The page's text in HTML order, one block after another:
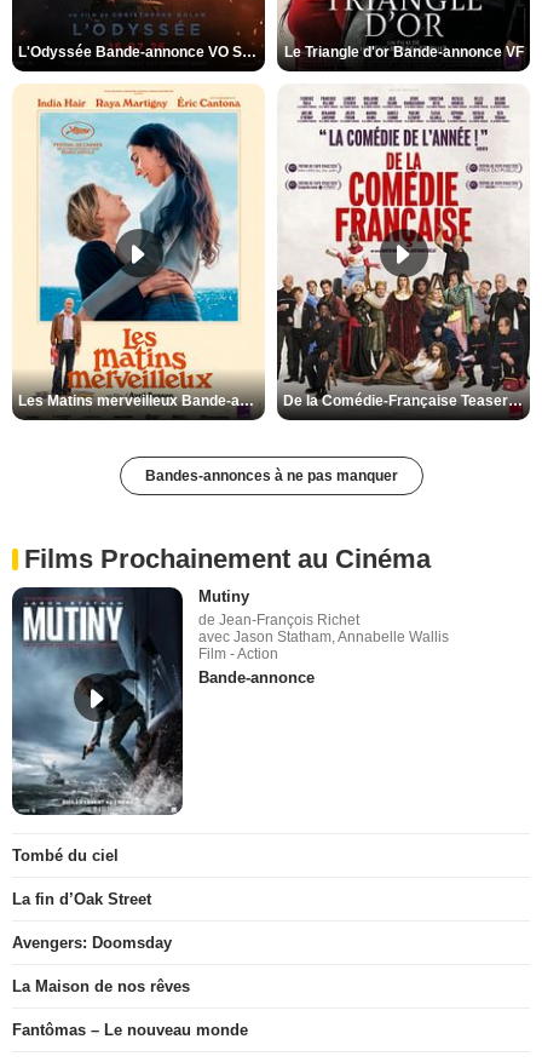
L'Odyssée Bande-annonce VO STFR Le Triangle d'or Bande-annonce VF
Les Matins merveilleux Bande-annonce VF De la Comédie-Française Teaser VF
Bandes-annonces à ne pas manquer
Films Prochainement au Cinéma
Mutiny
de Jean-François Richet
avec Jason Statham, Annabelle Wallis
Film - Action
Bande-annonce
Tombé du ciel
La fin d’Oak Street
Avengers: Doomsday
La Maison de nos rêves
Fantômas – Le nouveau monde